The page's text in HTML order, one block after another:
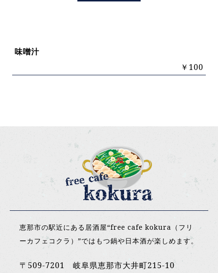
味噌汁
￥100
恵那市の駅近にある居酒屋“free cafe kokura（フリ
ーカフェコクラ）”ではもつ鍋や日本酒が楽しめます。
〒509-7201 岐阜県恵那市大井町215-10